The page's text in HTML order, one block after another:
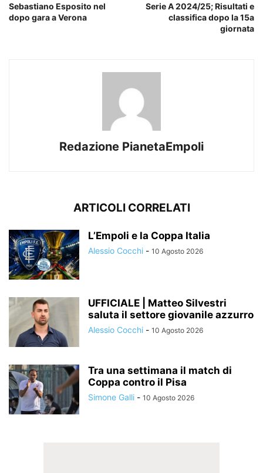
Sebastiano Esposito nel
dopo gara a Verona
Serie A 2024/25; Risultati e
classifica dopo la 15a
giornata
Redazione PianetaEmpoli
ARTICOLI CORRELATI
L’Empoli e la Coppa Italia
Alessio Cocchi - 10 Agosto 2026
UFFICIALE | Matteo Silvestri
saluta il settore giovanile azzurro
Alessio Cocchi - 10 Agosto 2026
Tra una settimana il match di
Coppa contro il Pisa
Simone Galli - 10 Agosto 2026